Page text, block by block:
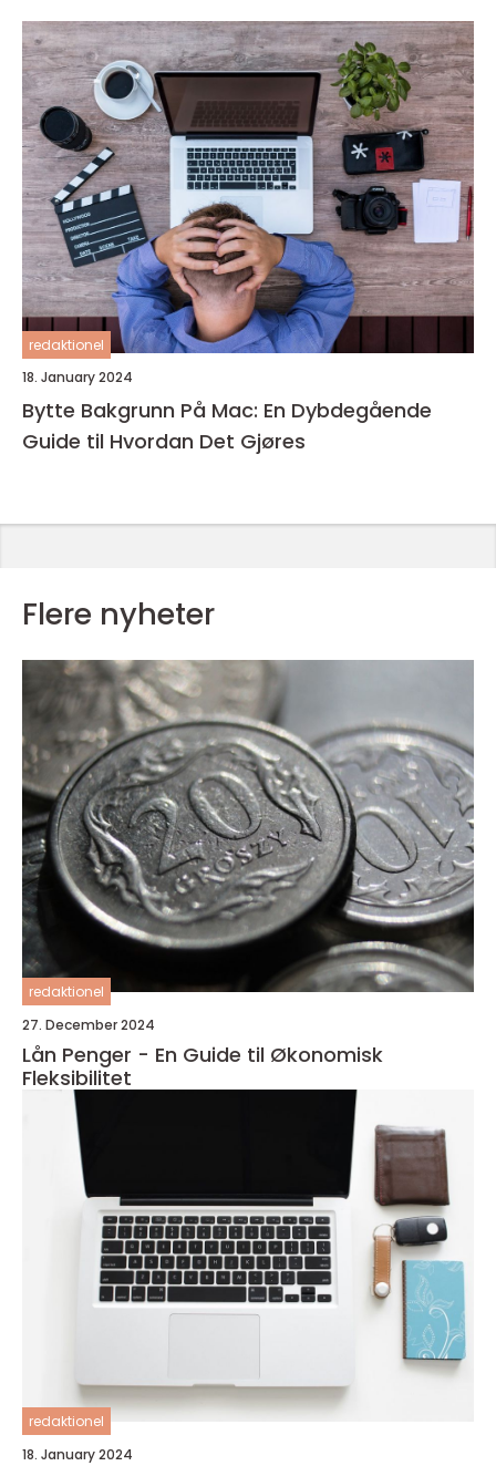
redaktionel
18. January 2024
Bytte Bakgrunn På Mac: En Dybdegående
Guide til Hvordan Det Gjøres
Flere nyheter
redaktionel
27. December 2024
Lån Penger - En Guide til Økonomisk
Fleksibilitet
redaktionel
18. January 2024